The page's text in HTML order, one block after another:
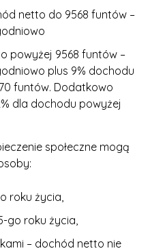
netto do 9568 funtów –
powyżej 9568 funtów –
plus 9% dochodu
funtów. Dodatkowo
dla dochodu powyżej
społeczne mogą
roku życia,
go roku życia,
– dochód netto nie